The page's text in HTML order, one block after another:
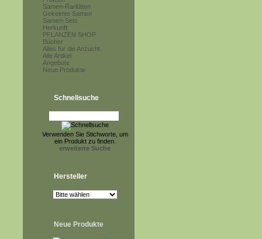
Samen-Raritäten
Gekeimte Samen
Samen-Sets
Herkunft
PFLANZEN SHOP
Bücher
Alles für die Anzucht
Alle Artikel
Angebote
Neue Produkte
Schnellsuche
Verwenden Sie Stichworte, um
ein Produkt zu finden.
erweiterte Suche
Hersteller
Neue Produkte